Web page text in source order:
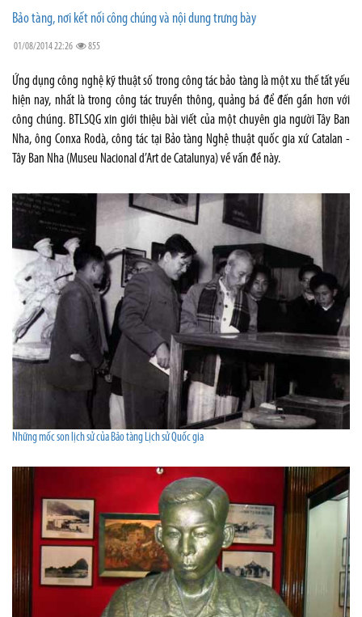
Bảo tàng, nơi kết nối công chúng và nội dung trưng bày
01/08/2014 22:26 855
Ứng dụng công nghệ kỹ thuật số trong công tác bảo tàng là một xu thế tất yếu
hiện nay, nhất là trong công tác truyền thông, quảng bá để đến gần hơn với
công chúng. BTLSQG xin giới thiệu bài viết của một chuyên gia người Tây Ban
Nha, ông Conxa Rodà, công tác tại Bảo tàng Nghệ thuật quốc gia xứ Catalan -
Tây Ban Nha (Museu Nacional d’Art de Catalunya) về vấn đề này.
Những mốc son lịch sử của Bảo tàng Lịch sử Quốc gia